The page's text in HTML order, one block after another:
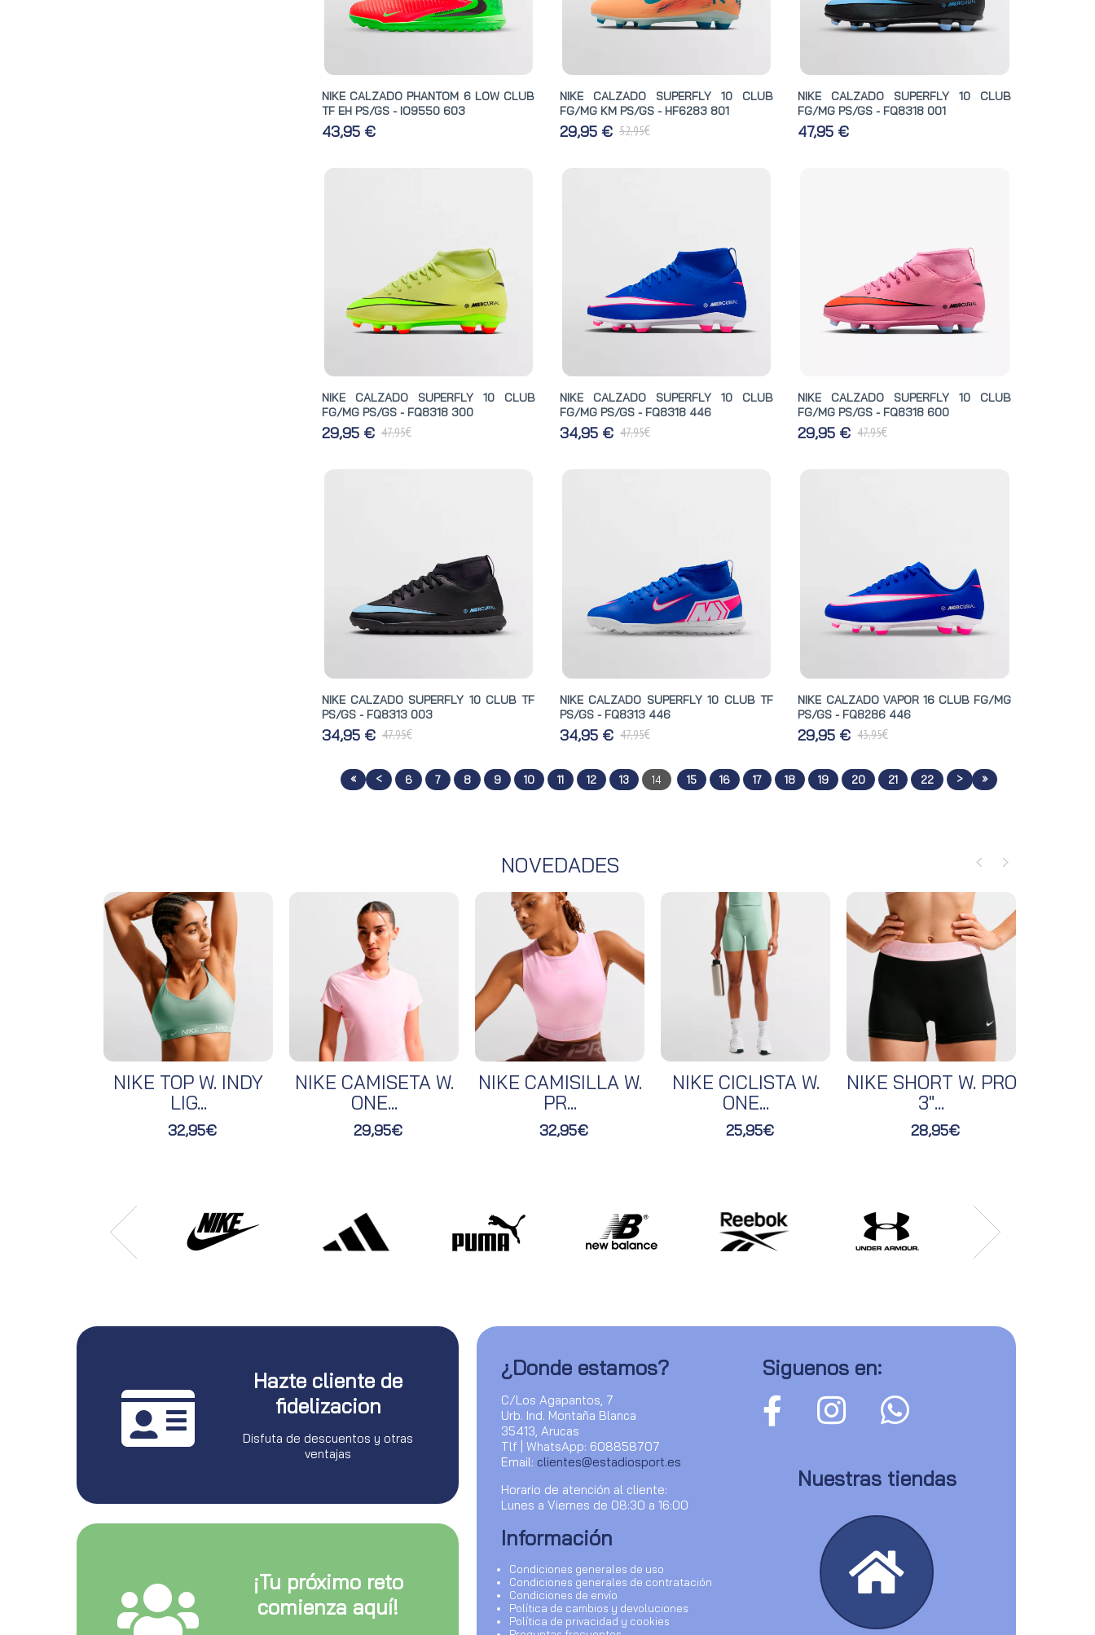
NIKE CALZADO PHANTOM 6 LOW CLUB
TF EH PS/GS - IO9550 603
43,95 €
NIKE CALZADO SUPERFLY 10 CLUB
FG/MG KM PS/GS - HF6283 801
29,95 € 52,95€
NIKE CALZADO SUPERFLY 10 CLUB
FG/MG PS/GS - FQ8318 001
47,95 €
NIKE CALZADO SUPERFLY 10 CLUB
FG/MG PS/GS - FQ8318 300
29,95 € 47,95€
NIKE CALZADO SUPERFLY 10 CLUB
FG/MG PS/GS - FQ8318 446
34,95 € 47,95€
NIKE CALZADO SUPERFLY 10 CLUB
FG/MG PS/GS - FQ8318 600
29,95 € 47,95€
NIKE CALZADO SUPERFLY 10 CLUB TF
PS/GS - FQ8313 003
34,95 € 47,95€
NIKE CALZADO SUPERFLY 10 CLUB TF
PS/GS - FQ8313 446
34,95 € 47,95€
NIKE CALZADO VAPOR 16 CLUB FG/MG
PS/GS - FQ8286 446
29,95 € 43,95€
« < 6 7 8 9 10 11 12 13 14 15 16 17 18 19 20 21 22 > »
NOVEDADES
NIKE TOP W. INDY
LIG...
32,95€
NIKE CAMISETA W.
ONE...
29,95€
NIKE CAMISILLA W.
PR...
32,95€
NIKE CICLISTA W.
ONE...
25,95€
NIKE SHORT W. PRO
3"...
28,95€
Hazte cliente de
fidelizacion
Disfuta de descuentos y otras
ventajas
¡Tu próximo reto
comienza aquí!
¿Donde estamos?
C/Los Agapantos, 7
Urb. Ind. Montaña Blanca
35413, Arucas
Tlf | WhatsApp: 608858707
Email: clientes@estadiosport.es
Horario de atención al cliente:
Lunes a Viernes de 08:30 a 16:00
Información
Condiciones generales de uso
Condiciones generales de contratación
Condiciones de envío
Política de cambios y devoluciones
Política de privacidad y cookies
Siguenos en:
Nuestras tiendas